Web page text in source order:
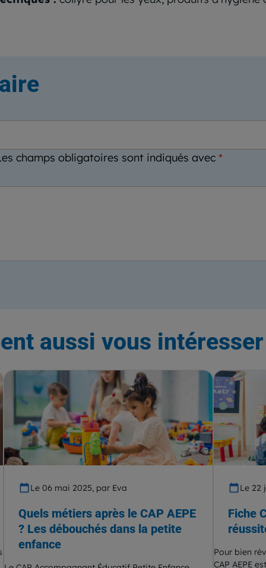
champs obligatoires sont indiqués avec *
aussi vous
Le 06 mai 2025, par Eva
Quels métiers après le CAP AEPE
? Les débouchés dans la petite
enfance
Le 22
Fiche
Pour bien
CAP AEPE